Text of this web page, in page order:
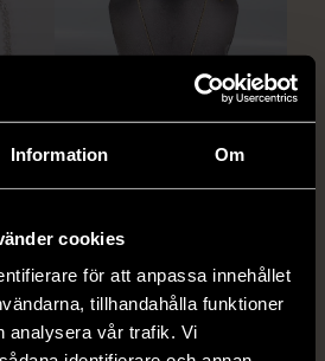
Information Om
cookies
för att anpassa innehållet
tillhandahålla funktioner
analysera vår trafik. Vi
Dyrberg/Kern - Delise -
Halsband med
blomformat hänge
Mycket gott skick